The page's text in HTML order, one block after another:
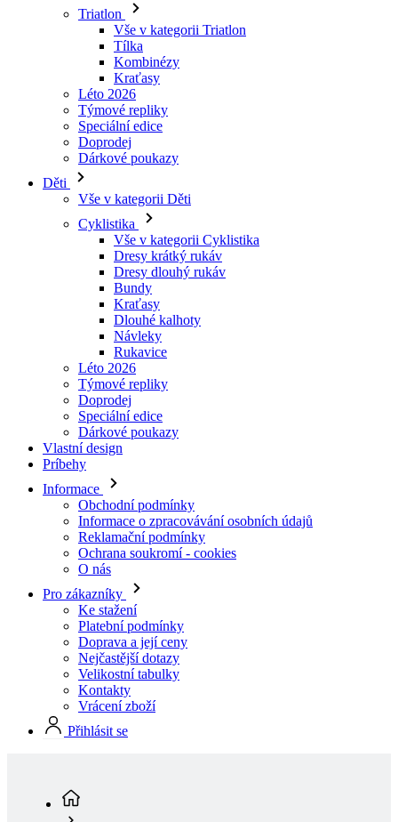
Léto 2026
Týmové repliky
Speciální edice
Doprodej
Dárkové poukazy
Děti
Vše v kategorii Děti
Cyklistika
Vše v kategorii Cyklistika
Dresy dlouhý rukáv
Bundy
Kraťasy
Dlouhé kalhoty
Návleky
Rukavice
Léto 2026
Týmové repliky
Doprodej
Speciální edice
Dárkové poukazy
Vlastní design
Príbehy
Informace
Obchodní podmínky
Informace o zpracovávání osobních údajů
Reklamační podmínky
Ochrana soukromí - cookies
O nás
Pro zákazníky
Ke stažení
Platební podmínky
Doprava a její ceny
Nejčastější dotazy
Velikostní tabulky
Kontakty
Vrácení zboží
Přihlásit se
Muži